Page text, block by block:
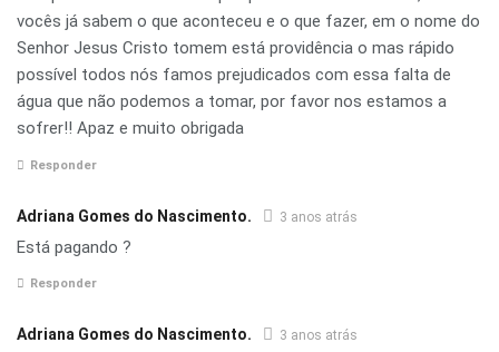
vocês já sabem o que aconteceu e o que fazer, em o nome do
Senhor Jesus Cristo tomem está providência o mas rápido
possível todos nós famos prejudicados com essa falta de
água que não podemos a tomar, por favor nos estamos a
sofrer!! Apaz e muito obrigada
Responder
Adriana Gomes do Nascimento. 3 anos atrás
Está pagando ?
Responder
Adriana Gomes do Nascimento. 3 anos atrás